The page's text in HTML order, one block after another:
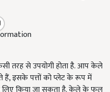
तरह से उपयोगी होता है. आप केले
इसके पत्तों को प्लेट के रूप में